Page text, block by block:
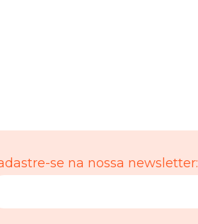
se na nossa newsletter: